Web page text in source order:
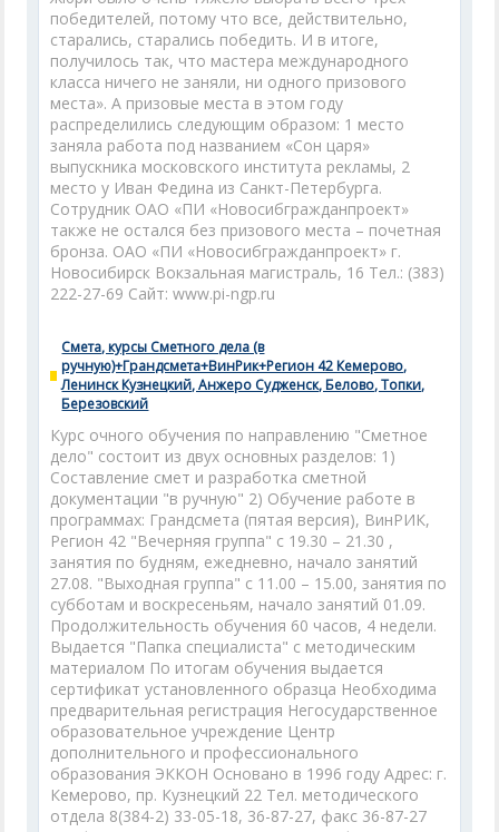
победителей, потому что все, действительно,
старались, старались победить. И в итоге,
получилось так, что мастера международного
класса ничего не заняли, ни одного призового
места». А призовые места в этом году
распределились следующим образом: 1 место
заняла работа под названием «Сон царя»
выпускника московского института рекламы, 2
место у Иван Федина из Санкт-Петербурга.
Сотрудник ОАО «ПИ «Новосибгражданпроект»
также не остался без призового места – почетная
бронза. ОАО «ПИ «Новосибгражданпроект» г.
Новосибирск Вокзальная магистраль, 16 Тел.: (383)
222-27-69 Сайт: www.pi-ngp.ru
Смета, курсы Сметного дела (в
ручную)+Грандсмета+ВинРик+Регион 42 Кемерово,
Ленинск Кузнецкий, Анжеро Судженск, Белово, Топки,
Березовский
Курс очного обучения по направлению "Сметное
дело" состоит из двух основных разделов: 1)
Составление смет и разработка сметной
документации "в ручную" 2) Обучение работе в
программах: Грандсмета (пятая версия), ВинРИК,
Регион 42 "Вечерняя группа" с 19.30 – 21.30 ,
занятия по будням, ежедневно, начало занятий
27.08. "Выходная группа" с 11.00 – 15.00, занятия по
субботам и воскресеньям, начало занятий 01.09.
Продолжительность обучения 60 часов, 4 недели.
Выдается "Папка специалиста" с методическим
материалом По итогам обучения выдается
сертификат установленного образца Необходима
предварительная регистрация Негосударственное
образовательное учреждение Центр
дополнительного и профессионального
образования ЭККОН Основано в 1996 году Адрес: г.
Кемерово, пр. Кузнецкий 22 Тел. методического
отдела 8(384-2) 33-05-18, 36-87-27, факс 36-87-27